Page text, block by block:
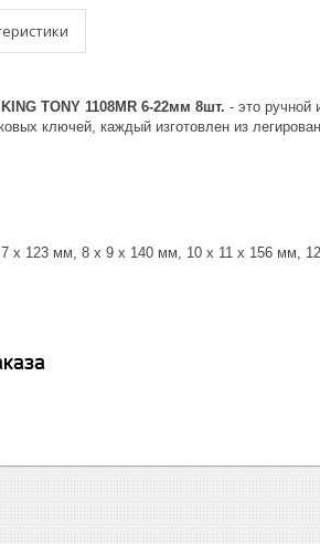
TONY 1108MR 6-22мм 8шт. - это ручной
ключей, каждый изготовлен из
х 123 мм, 8 x 9 х 140 мм, 10 x 11 х 156 мм,